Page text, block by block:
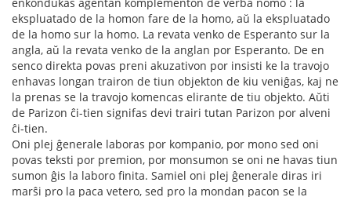
ekspluatado de la homon fare de la homo, aŭ la ekspluatado
de la homo sur la homo. La revata venko de Esperanto sur la
angla, aŭ la revata venko de la anglan por Esperanto. De en
senco direkta povas preni akuzativon por insisti ke la travojo
enhavas longan trairon de tiun objekton de kiu veniĝas, kaj ne
la prenas se la travojo komencas elirante de tiu objekto. Aŭti
de Parizon ĉi-tien signifas devi trairi tutan Parizon por alveni
ĉi-tien.
Oni plej ĝenerale laboras por kompanio, por mono sed oni
povas teksti por premion, por monsumon se oni ne havas tiun
sumon ĝis la laboro finita. Samiel oni plej ĝenerale diras iri
marŝi pro la paca vetero, sed pro la mondan pacon se la